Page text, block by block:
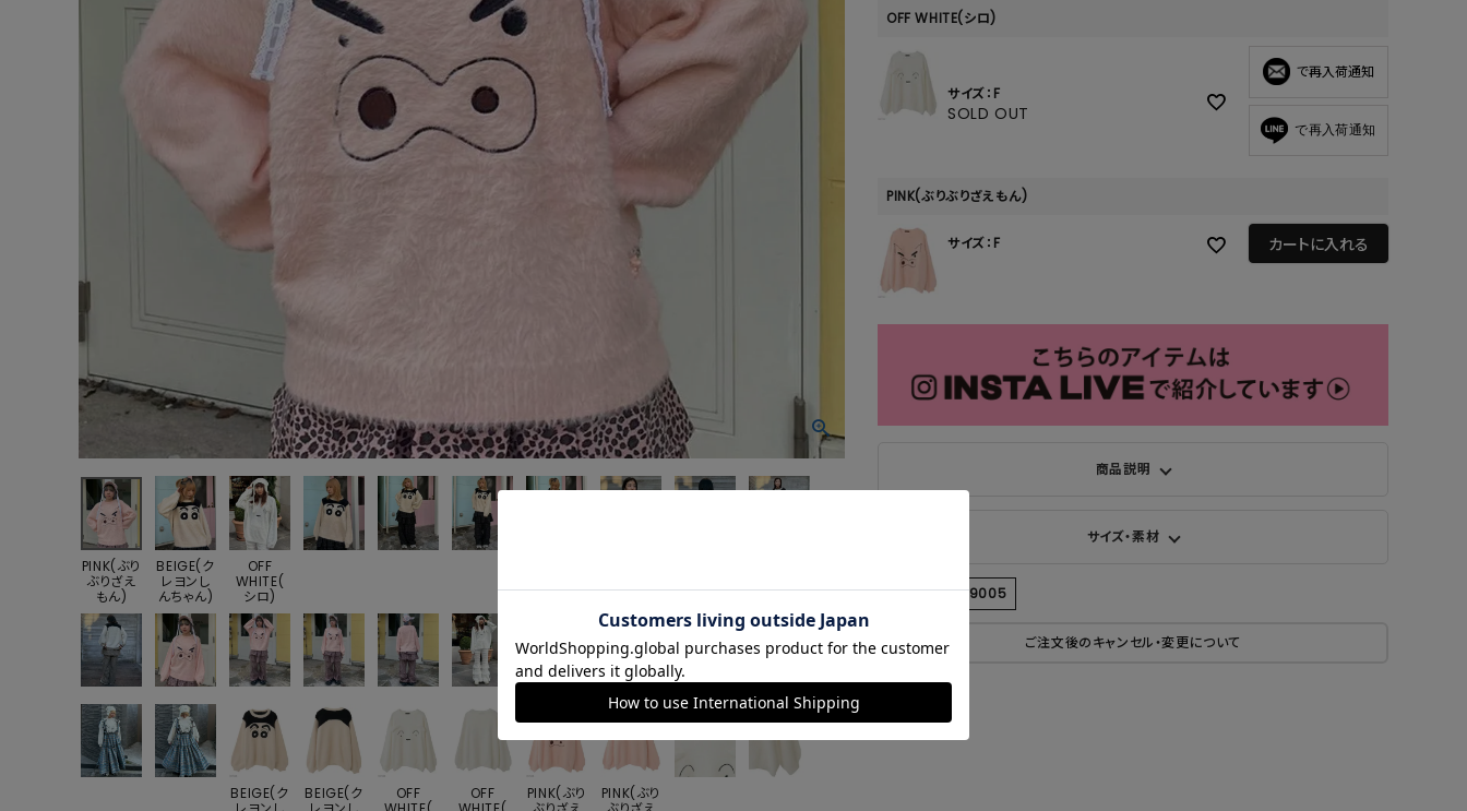
SALOPETTE
SALE
ALL
PINK(ぶり
ぶりざえ
もん)
BEIGE(ク
レヨンし
んちゃん)
OFF
WHITE(
シロ)
BEIGE(ク
BEIGE(ク
OFF
OFF
PINK(ぶり
PINK(ぶり
OFF WHITE(シロ)
サイズ：F
SOLD OUT
で再入荷通知
で再入荷通知
PINK(ぶりぶりざえもん)
サイズ：F カートに入れる
商品説明
サイズ・素材
商品番号 1259005
ご注文後のキャンセル・変更について